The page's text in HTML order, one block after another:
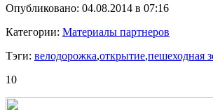
Опубликовано: 04.08.2014 в 07:16
Категории: Материалы партнеров
Тэги: велодорожка,открытие,пешеходная
10